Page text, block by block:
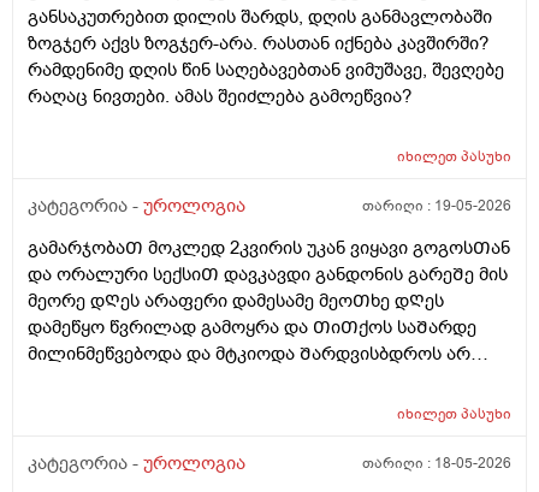
განსაკუთრებით დილის შარდს, დღის განმავლობაში
ზოგჯერ აქვს ზოგჯერ-არა. რასთან იქნება კავშირში?
რამდენიმე დღის წინ საღებავებთან ვიმუშავე, შევღებე
რაღაც ნივთები. ამას შეიძლება გამოეწვია?
იხილეთპასუხი
კატეგორია - უროლოგია თარიღი : 19-05-2026
გამარჯობაᲗ მოკლედ 2კვირის უკან ვიყავი გოგოსᲗან
და ორალური სექსიᲗ დავკავდი განდონის გარეᲨე მის
მეორე დᲦეს არაფერი დამესამე მეოᲗხე დᲦეს
დამეწყო წვრილად გამოყრა და ᲗიᲗქოს საᲨარდე
მილინმეწვებოდა და მტკიოდა Შარდვისბდროს არ
კონკრეტული ადგილი მტკიოდა. მერე ვისხავდი
რო ვᲨარდავდი Შარდი Შიგ რᲩებოდაა წვეᲗები
იხილეთპასუხი
კატეგორია - უროლოგია თარიღი : 18-05-2026